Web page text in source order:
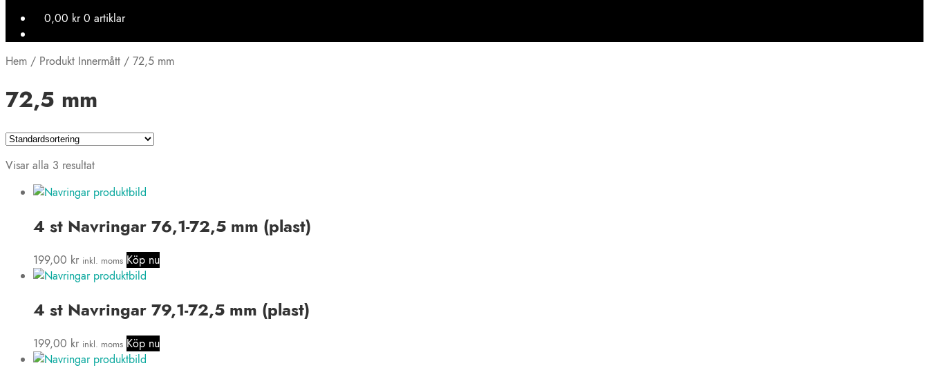
0,00 kr 0 artiklar
Hem / Produkt Innermått / 72,5 mm
72,5 mm
Visar alla 3 resultat
4 st Navringar 76,1-72,5 mm (plast)
199,00 kr inkl. moms Köp nu
4 st Navringar 79,1-72,5 mm (plast)
199,00 kr inkl. moms Köp nu